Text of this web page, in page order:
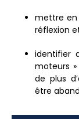
mettre en
réflexion
identifier
moteurs
de plus
être